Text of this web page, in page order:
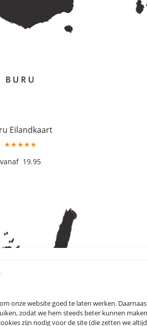
onze website goed te laten werken.
zodat we hem steeds beter kunnen
zijn nodig voor de site (die zetten we
Eilandkaart
★★★★★
19.95